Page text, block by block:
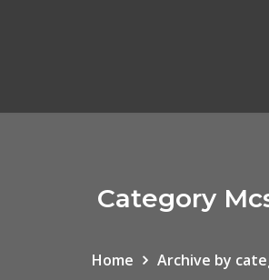
Category
Home Archive by